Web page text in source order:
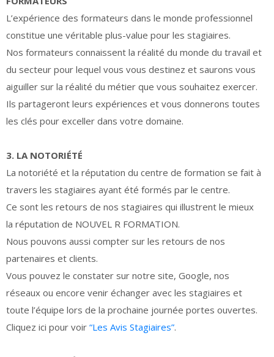
L’expérience des formateurs dans le monde professionnel
constitue une véritable plus-value pour les stagiaires.
Nos formateurs connaissent la réalité du monde du travail et
du secteur pour lequel vous vous destinez et saurons vous
aiguiller sur la réalité du métier que vous souhaitez exercer.
Ils partageront leurs expériences et vous donnerons toutes
les clés pour exceller dans votre domaine.
3. LA NOTORIÉTÉ
La notoriété et la réputation du centre de formation se fait à
travers les stagiaires ayant été formés par le centre.
Ce sont les retours de nos stagiaires qui illustrent le mieux
la réputation de NOUVEL R FORMATION.
Nous pouvons aussi compter sur les retours de nos
partenaires et clients.
Vous pouvez le constater sur notre site, Google, nos
réseaux ou encore venir échanger avec les stagiaires et
toute l’équipe lors de la prochaine journée portes ouvertes.
Cliquez ici pour voir “Les Avis Stagiaires”.